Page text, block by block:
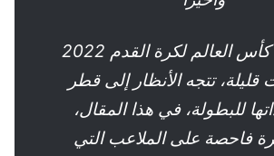
مع اقتراب كأس العالم لكرة القدم 2022
قليلة، تتجه الأنظار إلى قطر
للبطولة، في هذا المقال،
فاحصة على الملاعب التي